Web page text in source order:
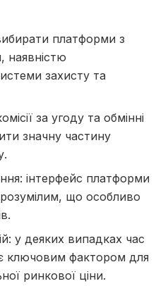
платформи з
наявністю
захисту та
за угоду та обмінні
значну частину
інтерфейс платформи
що особливо
у деяких випадках час
ключовим фактором для
ринкової ціни.